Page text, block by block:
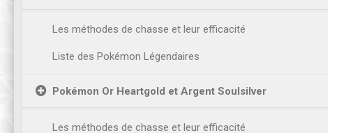
Les méthodes de chasse et leur efficacité
Liste des Pokémon Légendaires
Pokémon Or Heartgold et Argent Soulsilver
Les méthodes de chasse et leur efficacité